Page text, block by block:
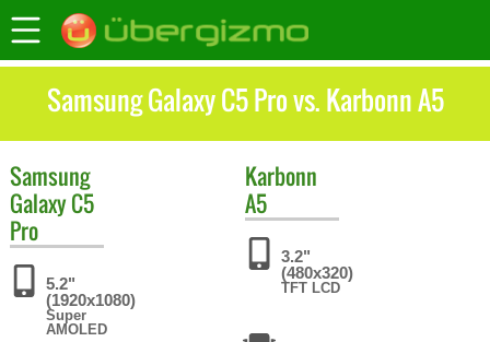
Samsung Galaxy C5 Pro vs. Karbonn A5
Samsung
Galaxy C5
Pro
5.2"
(1920x1080)
Super
AMOLED
Karbonn
A5
3.2"
(480x320)
TFT LCD